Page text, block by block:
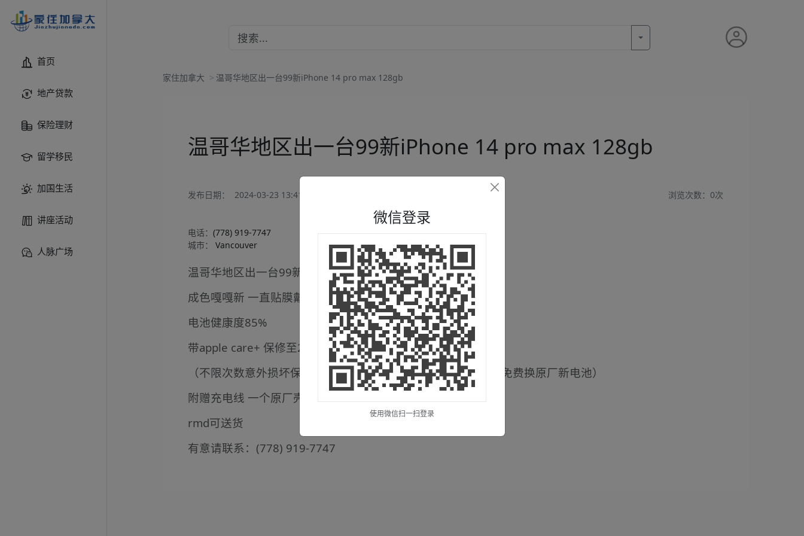
首页
地产贷款
保险理财
留学移民
加国生活
讲座活动
人脉广场
家住加拿大 > 温哥华地区出一台99新iPhone 14 pro max 128gb
温哥华地区出一台99新iPhone 14 pro max 128gb
发布日期： 2024-03-23 13:41:56 浏览次数： 0次
电话： (778) 919-7747
城市：
Vancouver
温哥华地区出一台99新iPhone 14 pro max 128gb
成色嘎嘎新 一直贴膜戴壳 0划痕
电池健康度85%
带apple care+ 保修至25年三月
（不限次数意外损坏保险+未来一年内电池健康度低于80%可以免费换原厂新电池）
附赠充电线 一个原厂壳 三个副厂壳
rmd可送货
有意请联系：(778) 919-7747
微信登录
使用微信扫一扫登录